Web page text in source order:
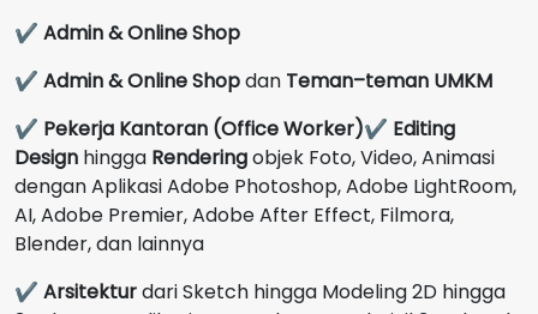
✔ Admin & Online Shop
✔ Admin & Online Shopdan Teman–teman UMKM
✔ Pekerja Kantoran (Office Worker)✔ Editing
Design hingga Renderingobjek Foto, Video, Animasi
dengan Aplikasi Adobe Photoshop, Adobe LightRoom,
AI, Adobe Premier, Adobe After Effect, Filmora,
Blender, dan lainnya
✔ Arsitekturdari Sketch hingga Modeling 2D hingga